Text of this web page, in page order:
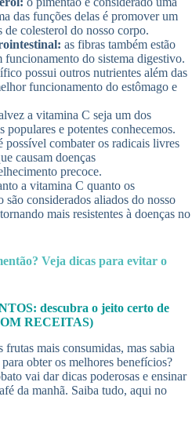
das funções delas é promover um
colesterol do nosso corpo.
as fibras também estão
do sistema digestivo.
possui outros nutrientes além das
funcionamento do estômago e
a vitamina C seja um dos
populares e potentes conhecemos.
possível combater os radicais livres
causam doenças
precoce.
a vitamina C quanto os
são considerados aliados do nosso
mais resistentes à doenças no
Veja dicas para evitar o
descubra o jeito certo de
RECEITAS)
frutas mais consumidas, mas sabia
obter os melhores benefícios?
vai dar dicas poderosas e ensinar
da manhã. Saiba tudo, aqui no